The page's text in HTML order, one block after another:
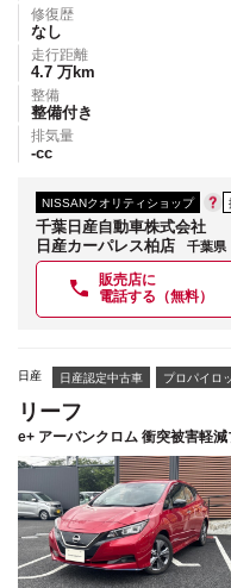
修復歴
なし
走行距離
4.7 万km
整備
整備付き
排気量
-cc
NISSANクオリティショップ
千葉日産自動車株式会社
日産カーパレス柏店
千葉県
販売店に
電話する（無料）
日産 日産認定中古車 プロパイロ
リーフ
e+ アーバンクロム 衝突被害軽